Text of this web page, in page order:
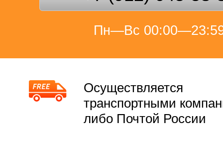
Пн—Вс
Осуществляется
транспортными
либо Почтой России